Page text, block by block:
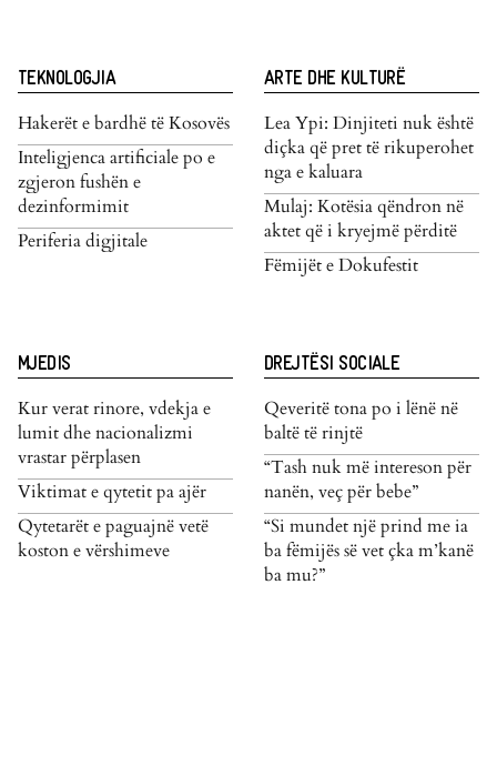
TEKNOLOGJIA
Hakerët e bardhë të Kosovës
Inteligjenca artificiale po e
zgjeron fushën e
dezinformimit
Periferia digjitale
ARTE DHE KULTURË
Lea Ypi: Dinjiteti nuk është
diçka që pret të rikuperohet
nga e kaluara
Mulaj: Kotësia qëndron në
aktet që i kryejmë përditë
Fëmijët e Dokufestit
MJEDIS
Kur verat rinore, vdekja e
lumit dhe nacionalizmi
vrastar përplasen
Viktimat e qytetit pa ajër
Qytetarët e paguajnë vetë
koston e vërshimeve
DREJTËSI SOCIALE
Qeveritë tona po i lënë në
baltë të rinjtë
“Tash nuk më intereson për
nanën, veç për bebe”
“Si mundet një prind me ia
ba fëmijës së vet çka m’kanë
ba mu?”